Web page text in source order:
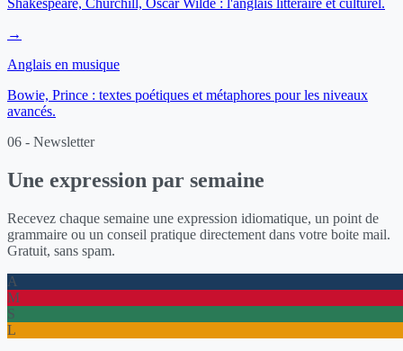
→
Anglais en musique
Bowie, Prince : textes poétiques et métaphores pour les niveaux
avancés.
06 - Newsletter
Une expression par semaine
Recevez chaque semaine une expression idiomatique, un point de
grammaire ou un conseil pratique directement dans votre boite mail.
Gratuit, sans spam.
A
M
S
L